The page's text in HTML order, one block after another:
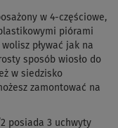
w 4-częściowe,
piórami
pływać jak na
sposób wiosło do
w siedzisko
zamontować na
posiada 3 uchwyty